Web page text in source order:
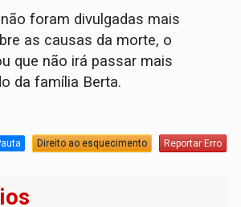
foram divulgadas mais
as causas da morte, o
que não irá passar mais
da família Berta.
Direito ao esquecimento Reportar Erro